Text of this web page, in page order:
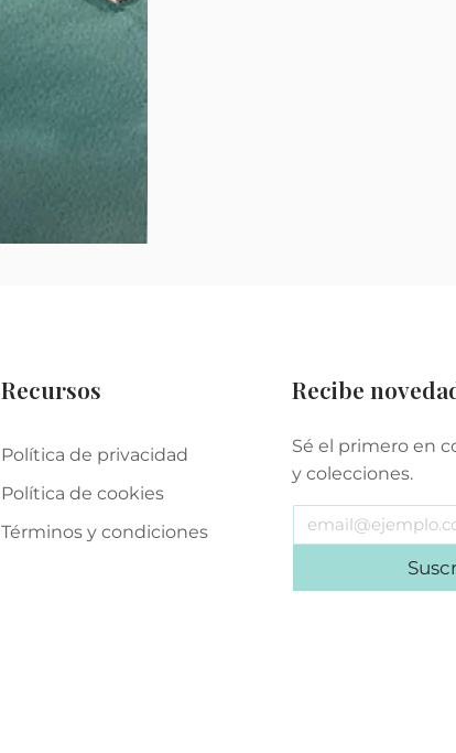
Recursos
Política de privacidad
Política de cookies
Términos y condiciones
Recibe
Sé el primero en
y colecciones.